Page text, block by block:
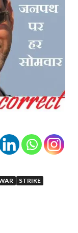
STRIKE